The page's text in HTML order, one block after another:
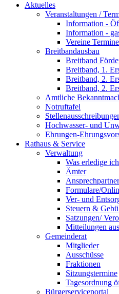
Aktuelles
Veranstaltungen /
Information -
Information -
Vereine
Breitbandausbau
Breitband
Breitband, 1.
Breitband, 2.
Breitband, 2.
Amtliche
Notruftafel
Hochwasser- und
Ehrungen-
Rathaus & Service
Verwaltung
Was erledige
Ämter
Ansprechpartner
Formulare/
Ver- und
Steuern &
Satzungen/
Mitteilungen
Gemeinderat
Mitglieder
Ausschüsse
Fraktionen
Sitzungstermine
Tagesordnung
Bürgerserviceportal